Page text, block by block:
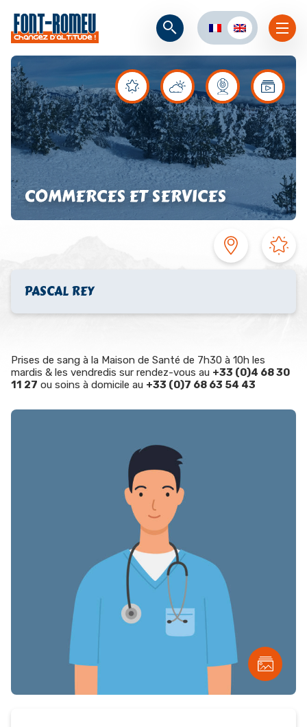
COMMERCES ET SERVICES
PASCAL REY
Prises de sang à la Maison de Santé de 7h30 à 10h les
mardis & les vendredis sur rendez-vous au +33 (0)4 68 30
11 27 ou soins à domicile au +33 (0)7 68 63 54 43